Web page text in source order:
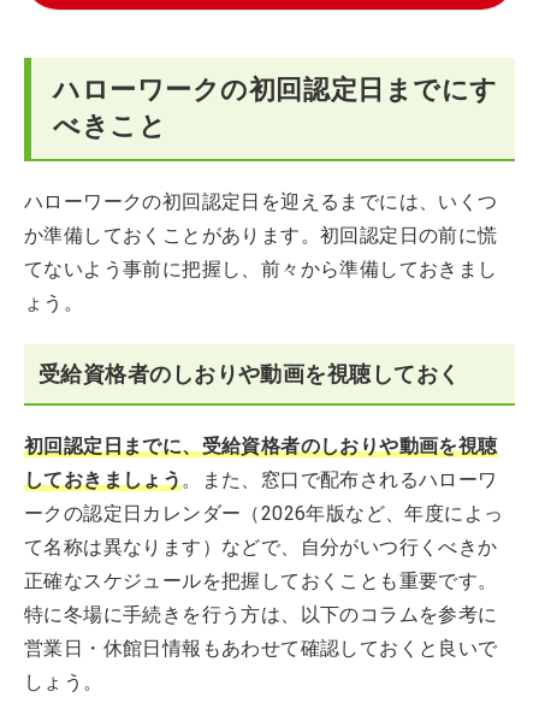
ハローワークの初回認定日までにす
べきこと
ハローワークの初回認定日を迎えるまでには、いくつ
か準備しておくことがあります。初回認定日の前に慌
てないよう事前に把握し、前々から準備しておきまし
ょう。
受給資格者のしおりや動画を視聴しておく
初回認定日までに、受給資格者のしおりや動画を視聴
しておきましょう。また、窓口で配布されるハローワ
ークの認定日カレンダー（2026年版など、年度によっ
て名称は異なります）などで、自分がいつ行くべきか
正確なスケジュールを把握しておくことも重要です。
特に冬場に手続きを行う方は、以下のコラムを参考に
営業日・休館日情報もあわせて確認しておくと良いで
しょう。